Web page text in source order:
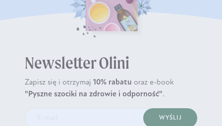
Newsletter Olini
Zapisz się i otrzymaj 10% rabatu oraz e-book
"Pyszne szociki na zdrowie i odporność".
WYŚLIJ